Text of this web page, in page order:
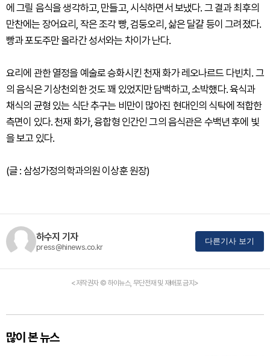
에 그릴 음식을 생각하고, 만들고, 시식하면서 보냈다. 그 결과 최후의
만찬에는 장어요리, 작은 조각 빵, 검둥오리, 삶은 달걀 등이 그려졌다.
빵과 포도주만 올라간 성서와는 차이가 난다.
요리에 관한 열정을 예술로 승화시킨 천재 화가 레오나르드 다빈치. 그
의 음식은 기상천외한 것도 꽤 있었지만 담백하고, 소박했다. 육식과
채식의 균형 있는 식단 추구는 비만이 많아진 현대인의 식탁에 적합한
측면이 있다. 천재 화가, 융합형 인간인 그의 음식관은 수백년 후에 빛
을 보고 있다.
(글 : 삼성가정의학과의원 이상훈 원장)
하수지 기자
press@hinews.co.kr
다른기사 보기
<저작권자 © 하이뉴스, 무단전재 및 재배포 금지>
많이 본 뉴스